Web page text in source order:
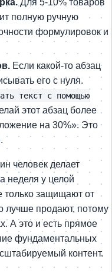
Для 5-10% товаров
полную ручную
формулировок и
Если какой-то абзац
его с нуля.
текст с помощью
этот абзац более
на 30%». Это
человек делает
неделя у целой
только защищают от
лучше продают, потому
А это и есть прямое
фундаментальных
контент.